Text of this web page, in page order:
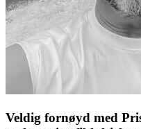
Veldig fornøyd med